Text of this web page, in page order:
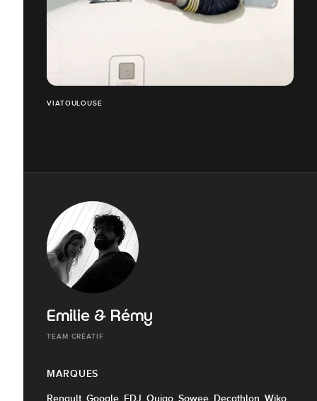
VIATOULOUSE
Emilie & Rémy
TEAM CRÉATIF
MARQUES
Renault, Google, FDJ, Ouigo, Sowee, Decathlon, Wiko,